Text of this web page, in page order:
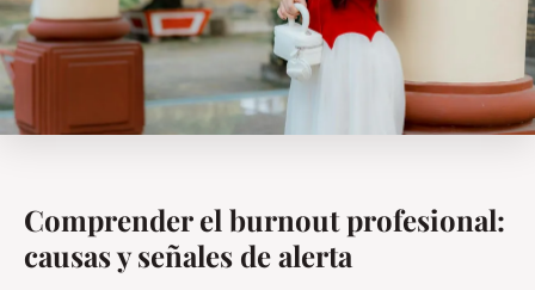
Comprender el burnout profesional:
causas y señales de alerta